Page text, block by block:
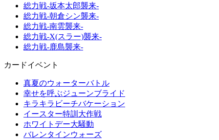
総力戦-坂本太郎襲来-
総力戦-朝倉シン襲来-
総力戦-南雲襲来-
総力戦-X(スラー)襲来-
総力戦-鹿島襲来-
カードイベント
真夏のウォーターバトル
幸せを呼ぶジューンブライド
キラキラビーチバケーション
イースター特訓大作戦
ホワイトデー大騒動
バレンタインウォーズ